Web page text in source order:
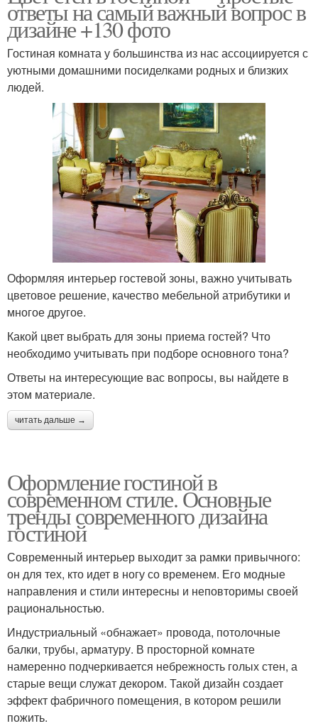
ответы на самый важный вопрос в
дизайне +130 фото
Гостиная комната у большинства из нас ассоциируется с
уютными домашними посиделками родных и близких
людей.
Оформляя интерьер гостевой зоны, важно учитывать
цветовое решение, качество мебельной атрибутики и
многое другое.
Какой цвет выбрать для зоны приема гостей? Что
необходимо учитывать при подборе основного тона?
Ответы на интересующие вас вопросы, вы найдете в
этом материале.
читать дальше →
Оформление гостиной в
современном стиле. Основные
тренды современного дизайна
гостиной
Современный интерьер выходит за рамки привычного:
он для тех, кто идет в ногу со временем. Его модные
направления и стили интересны и неповторимы своей
рациональностью.
Индустриальный «обнажает» провода, потолочные
балки, трубы, арматуру. В просторной комнате
намеренно подчеркивается небрежность голых стен, а
старые вещи служат декором. Такой дизайн создает
эффект фабричного помещения, в котором решили
пожить.